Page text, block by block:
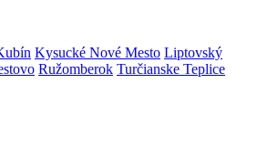
Kysucké Nové Mesto Liptovský
Ružomberok Turčianske Teplice